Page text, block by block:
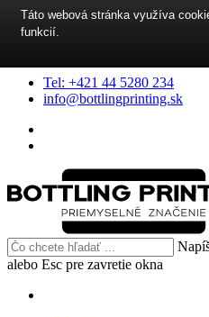
Tel: +421 44 5280 234
info@bottlingprinting.sk
alebo Esc pre zavretie okna
Táto webová stránka využíva
funkcií.